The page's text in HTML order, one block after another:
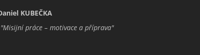
KUBEČKA
Misijní práce – motivace a příprava"